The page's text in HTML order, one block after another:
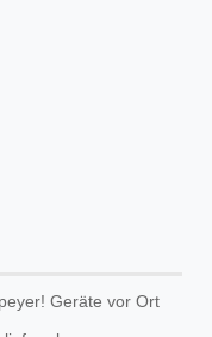
Geräte vor Ort